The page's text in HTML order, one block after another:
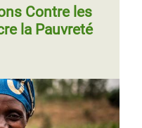
Contre les
la Pauvreté